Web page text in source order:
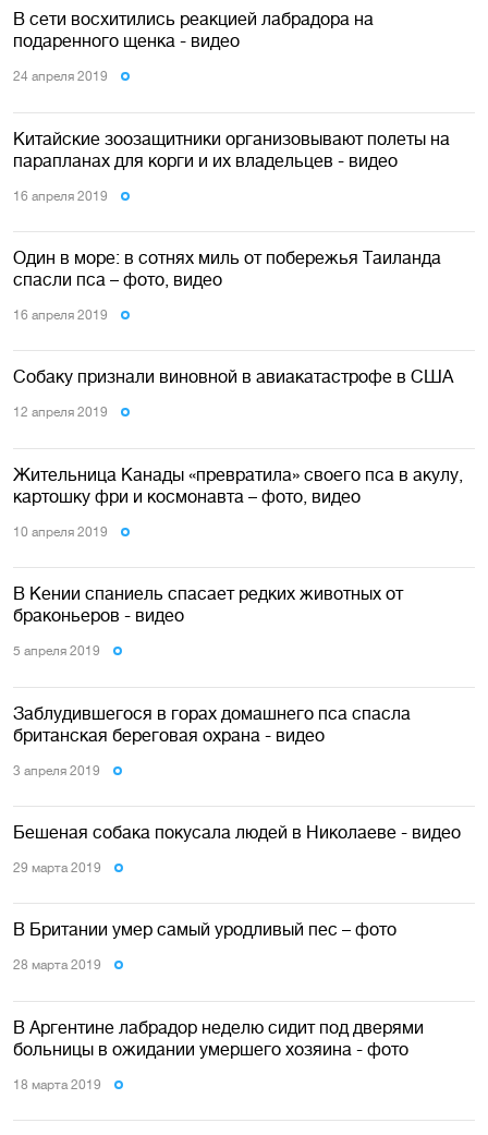
В сети восхитились реакцией лабрадора на
подаренного щенка - видео
24 апреля 2019
Китайские зоозащитники организовывают полеты на
парапланах для корги и их владельцев - видео
16 апреля 2019
Один в море: в сотнях миль от побережья Таиланда
спасли пса – фото, видео
16 апреля 2019
Собаку признали виновной в авиакатастрофе в США
12 апреля 2019
Жительница Канады «превратила» своего пса в акулу,
картошку фри и космонавта – фото, видео
10 апреля 2019
В Кении спаниель спасает редких животных от
браконьеров - видео
5 апреля 2019
Заблудившегося в горах домашнего пса спасла
британская береговая охрана - видео
3 апреля 2019
Бешеная собака покусала людей в Николаеве - видео
29 марта 2019
В Британии умер самый уродливый пес – фото
28 марта 2019
В Аргентине лабрадор неделю сидит под дверями
больницы в ожидании умершего хозяина - фото
18 марта 2019